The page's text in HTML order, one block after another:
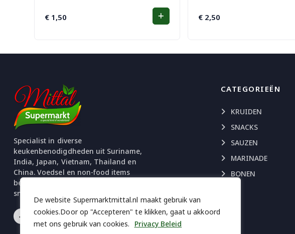
De website Supermarktmittal.nl maakt gebruik van
cookies.Door op "Accepteren" te klikken, gaat u akkoord
met ons gebruik van cookies.
Privacy Beleid
€1,50 €2,50
Specialist in diverse
keukenbenodigdheden uit Suriname,
India, Japan, Vietnam, Thailand en
China. Voedsel en non-food items
beschikbaar. Uitgebreide selectie
snacks en chips.
CATEGORIEËN
KRUIDEN
SNACKS
SAUZEN
MARINADE
BONEN